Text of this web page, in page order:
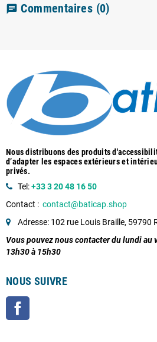
chat Commentaires (0)
Nous distribuons des produits
d’adapter les espaces extérieurs et
privés.
Tel:+33 3 20 48 16 50
Contact : contact@baticap.shop
Adresse: 102 rue Louis Braille, 59790
Vous pouvez nous contacter du lundi au
13h30 à 15h30
NOUS SUIVRE